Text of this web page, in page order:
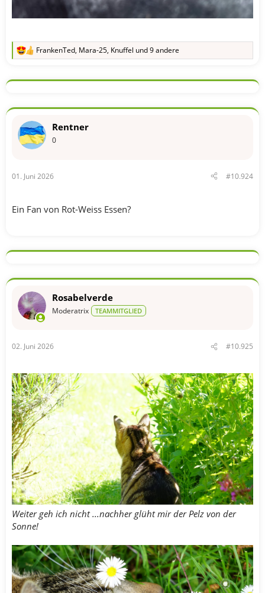
R
k
o
e
n
FrankenTed, Mara-25, Knuffel und 9 andere
Rentner
0
01. Juni 2026 #10.924
Ein Fan von Rot-Weiss Essen?
Rosabelverde
Moderatrix TEAMMITGLIED
02. Juni 2026 #10.925
Weiter geh ich nicht ...nachher glüht mir der Pelz von der
Sonne!